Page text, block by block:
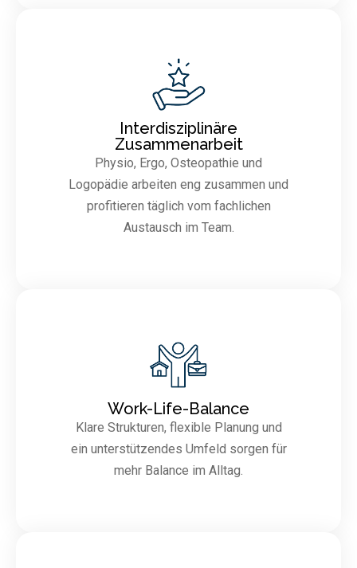
Interdisziplinäre
Zusammenarbeit
Physio, Ergo, Osteopathie und
Logopädie arbeiten eng zusammen und
profitieren täglich vom fachlichen
Austausch im Team.
Work-Life-Balance
Klare Strukturen, flexible Planung und
ein unterstützendes Umfeld sorgen für
mehr Balance im Alltag.